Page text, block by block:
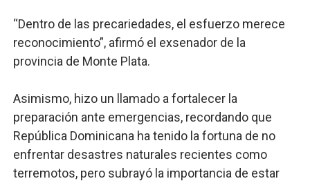
“Dentro de las precariedades, el esfuerzo merece
reconocimiento”, afirmó el exsenador de la
provincia de Monte Plata.
Asimismo, hizo un llamado a fortalecer la
preparación ante emergencias, recordando que
República Dominicana ha tenido la fortuna de no
enfrentar desastres naturales recientes como
terremotos, pero subrayó la importancia de estar